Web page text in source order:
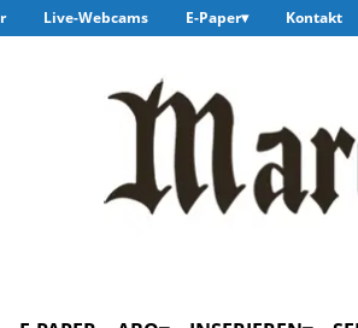
Live-Webcams E-Paper Kontakt